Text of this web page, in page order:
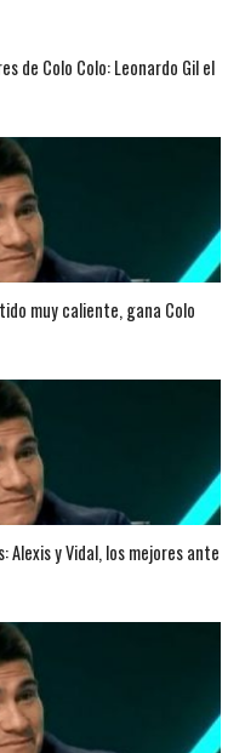
de Colo Colo: Leonardo Gil el
muy caliente, gana Colo
Alexis y Vidal, los mejores ante